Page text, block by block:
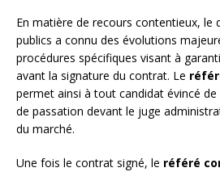
En matière de recours contentieux, le
publics a connu des évolutions
procédures spécifiques visant à
avant la signature du contrat. Le
permet ainsi à tout candidat évincé
de passation devant le juge
du marché.
Une fois le contrat signé, le référé